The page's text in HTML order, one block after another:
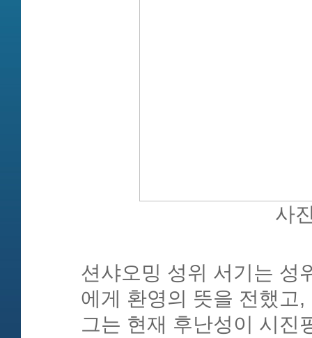
사
션샤오밍 성위 서기는 성
에게 환영의 뜻을 전했고
그는 현재 후난성이 시진